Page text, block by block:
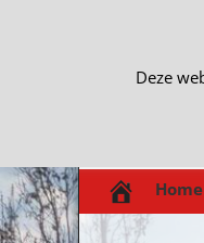
Home
Deze